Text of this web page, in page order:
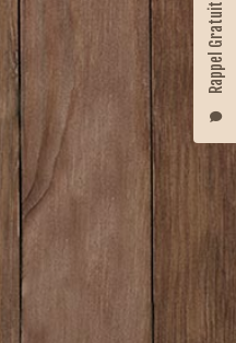
Rappel Gratuit